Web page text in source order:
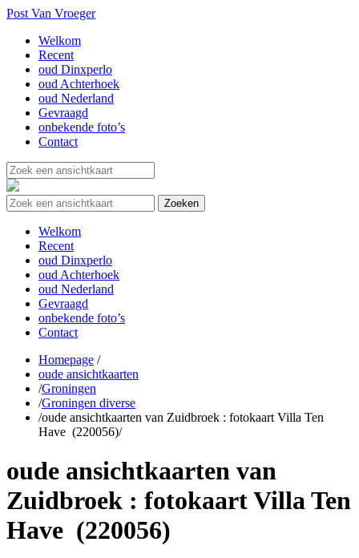
Post Van Vroeger
Welkom
Recent
oud Dinxperlo
oud Achterhoek
oud Nederland
Gevraagd
onbekende foto’s
Contact
Welkom
Recent
oud Dinxperlo
oud Achterhoek
oud Nederland
Gevraagd
onbekende foto’s
Contact
Homepage /
oude ansichtkaarten
/Groningen
/Groningen diverse
/oude ansichtkaarten van Zuidbroek : fotokaart Villa Ten
Have (220056)/
oude ansichtkaarten van
Zuidbroek : fotokaart Villa Ten
Have (220056)